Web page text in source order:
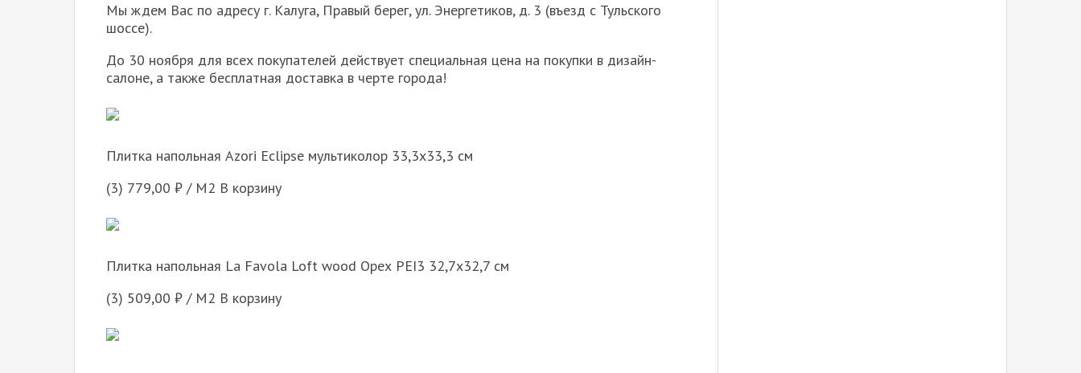
Мы ждем Вас по адресу г. Калуга, Правый берег, ул. Энергетиков, д. 3 (въезд с Тульского
шоссе).
До 30 ноября для всех покупателей действует специальная цена на покупки в дизайн-
салоне, а также бесплатная доставка в черте города!
Плитка напольная Azori Eclipse мультиколор 33,3х33,3 см
(3) 779,00 ₽ / М2 В корзину
Плитка напольная La Favola Loft wood Орех PEI3 32,7х32,7 см
(3) 509,00 ₽ / М2 В корзину